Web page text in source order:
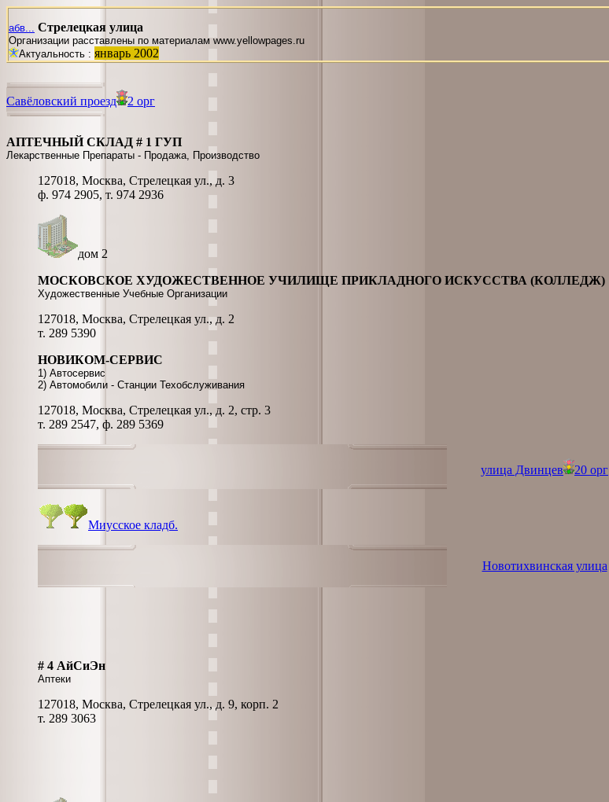
абв... Стрелецкая улица
Организации расставлены по материалам www.yellowpages.ru
Актуальность : январь 2002
Савёловский проезд 2 орг
АПТЕЧНЫЙ СКЛАД # 1 ГУП
Лекарственные Препараты - Продажа, Производство
127018, Москва, Стрелецкая ул., д. 3
ф. 974 2905, т. 974 2936
дом 2
МОСКОВСКОЕ ХУДОЖЕСТВЕННОЕ УЧИЛИЩЕ ПРИКЛАДНОГО ИСКУССТВА (КОЛЛЕДЖ)
Художественные Учебные Организации
127018, Москва, Стрелецкая ул., д. 2
т. 289 5390
НОВИКОМ-СЕРВИС
1) Автосервис
2) Автомобили - Станции Техобслуживания
127018, Москва, Стрелецкая ул., д. 2, стр. 3
т. 289 2547, ф. 289 5369
улица Двинцев 20 орг
Миусское кладб.
Новотихвинская улица
# 4 АйСиЭн
Аптеки
127018, Москва, Стрелецкая ул., д. 9, корп. 2
т. 289 3063